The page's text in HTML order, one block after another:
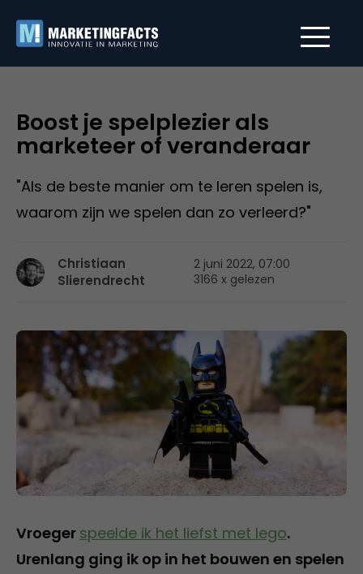
Boost je spelplezier als
marketeer of veranderaar
"Als de beste manier om te leren spelen is,
waarom zijn we spelen dan zo verleerd?"
Christiaan
Slierendrecht
2 juni 2022, 07:00
3166 x gelezen
Vroeger speelde ik het liefst met lego.
Urenlang ging ik op in het bouwen en spelen